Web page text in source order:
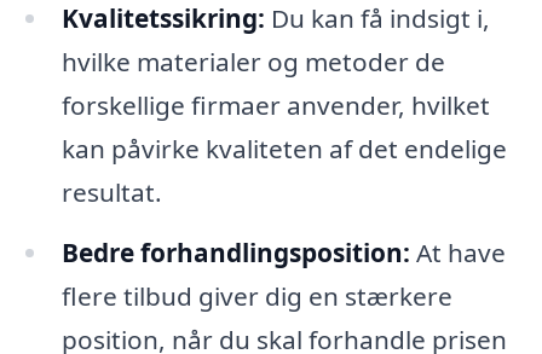
Kvalitetssikring: Du kan få indsigt i,
hvilke materialer og metoder de
forskellige firmaer anvender, hvilket
kan påvirke kvaliteten af det endelige
resultat.
Bedre forhandlingsposition: At have
flere tilbud giver dig en stærkere
position, når du skal forhandle prisen